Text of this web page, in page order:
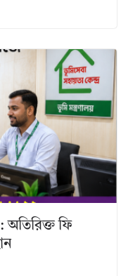
অতিরিক্ত ফি